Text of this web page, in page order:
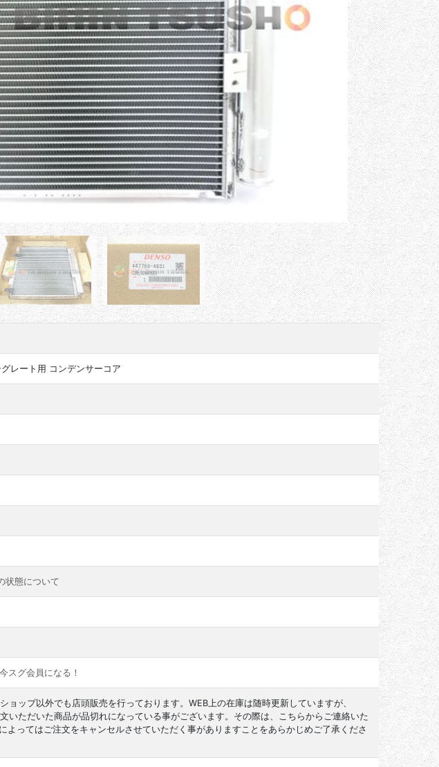
レート用 コンデンサーコア
状態について
今スグ会員になる！
ョップ以外でも店頭販売を行っております。WEB上の在庫は随時更新していますが、
いただいた商品が品切れになっている事がございます。その際は、こちらからご連絡いた
よってはご注文をキャンセルさせていただく事がありますことをあらかじめご了承くださ